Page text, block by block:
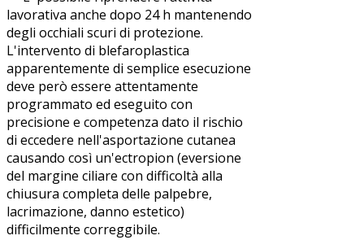
lavorativa anche dopo 24 h mantenendo
degli occhiali scuri di protezione.
L'intervento di blefaroplastica
apparentemente di semplice esecuzione
deve però essere attentamente
programmato ed eseguito con
precisione e competenza dato il rischio
di eccedere nell'asportazione cutanea
causando così un'ectropion (eversione
del margine ciliare con difficoltà alla
chiusura completa delle palpebre,
lacrimazione, danno estetico)
difficilmente correggibile.